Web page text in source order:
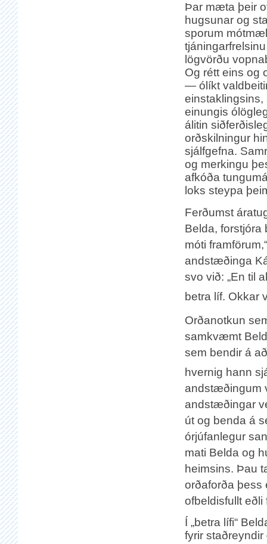
Þar mæta þeir
hugsunar og
sporum
lögvörðu
Og rétt eins og
— ólíkt
einstaklingsins,
einungis
álitin
orðskilningur
sjálfgefna.
og merkingu
afkóða
loks steypa
Ferðumst
Belda, forstjóra
móti
andstæðinga
svo við: „En til
betra líf. Okkar
Orðanotkun
samkvæmt
sem bendir á
hvernig hann
andstæðingum
andstæðingar
út og benda á
órjúfanlegur
mati Belda og
heimsins. Þau
orðaforða þess
ofbeldisfullt eðli
Í „betra lífi“
fyrir